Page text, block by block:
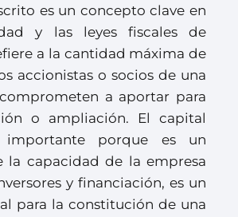
es un concepto clave en
y las leyes fiscales de
a la cantidad máxima de
accionistas o socios de una
a aportar para
o ampliación. El capital
importante porque es un
la capacidad de la empresa
y financiación, es un
para la constitución de una